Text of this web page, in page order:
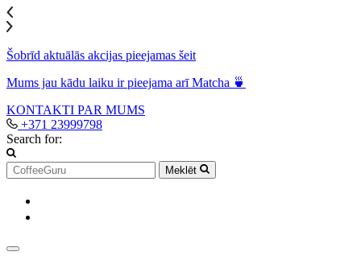
Šobrīd aktuālās akcijas pieejamas šeit
Mums jau kādu laiku ir pieejama arī Matcha 🍵
KONTAKTI PAR MUMS
+371 23999798
Search for:
Meklēt